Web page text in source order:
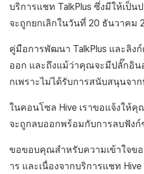
บริการแชท TalkPlus ซึ่งมีให้เป็
จะถูกยกเลิกในวันที่ 20 ธันวาคม
คู่มือการพัฒนา TalkPlus และลิง
ออก และถึงแม้ว่าคุณจะมีปลั๊กอิน
กเพราะไม่ได้รับการสนับสนุนจา
ในคอนโซล Hive เราขอแจ้งให้
จะถูกลบออกพร้อมกับการลบฟังก์
ขอขอบคุณสำหรับความเข้าใจข
าร และเนื่องจากบริการแชท